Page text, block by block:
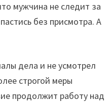
мужчина не следит за
без присмотра. А
дела и не усмотрел
строгой меры
продолжит работу над